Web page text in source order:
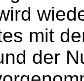
mit
der